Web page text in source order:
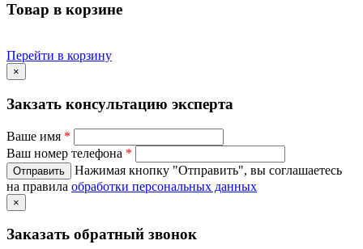
Товар в корзине
Перейти в корзину
×
Закзать консультацию эксперта
Ваше имя *
Ваш номер телефона *
Нажимая кнопку "Отправить", вы соглашаетесь
на правила обработки персональных данных
×
Заказать обратный звонок